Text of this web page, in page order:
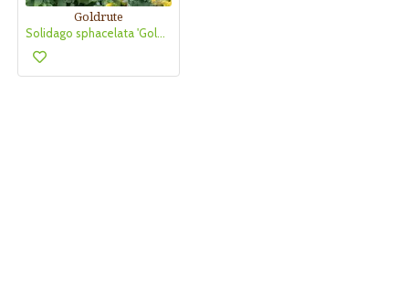
Goldrute
Solidago sphacelata 'Golden Fleece'